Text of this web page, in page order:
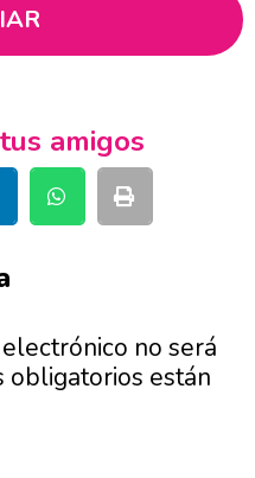
amigos
no será
obligatorios están